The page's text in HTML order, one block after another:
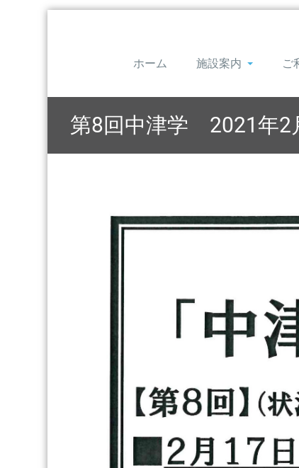
ホーム 施設案内 ご
第8回中津学 2021年2